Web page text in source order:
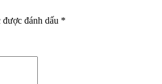
đánh dấu *